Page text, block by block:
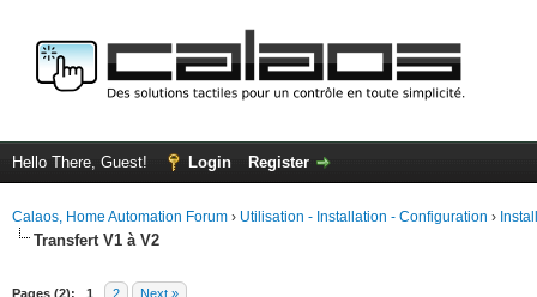
Hello There, Guest! Login Register
Calaos, Home Automation Forum › Utilisation - Installation - Configuration ›
Transfert V1 à V2
Pages (2): 1 2 Next »